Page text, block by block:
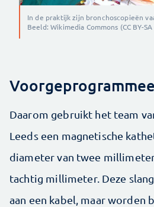
In de praktijk zijn bronchoscopieën
Beeld: Wikimedia Commons (CC BY-
Daarom gebruikt het team
Leeds een magnetische
diameter van twee
tachtig millimeter. Deze
aan een kabel, maar worden